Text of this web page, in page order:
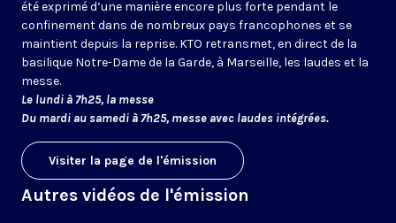
été exprimé d’une manière encore plus forte pendant le
confinement dans de nombreux pays francophones et se
maintient depuis la reprise. KTO retransmet, en direct de la
basilique Notre-Dame de la Garde, à Marseille, les laudes et la
messe.
Le lundi à 7h25, la messe
Du mardi au samedi à 7h25, messe avec laudes intégrées.
Visiter la page de l'émission
Autres vidéos de l'émission